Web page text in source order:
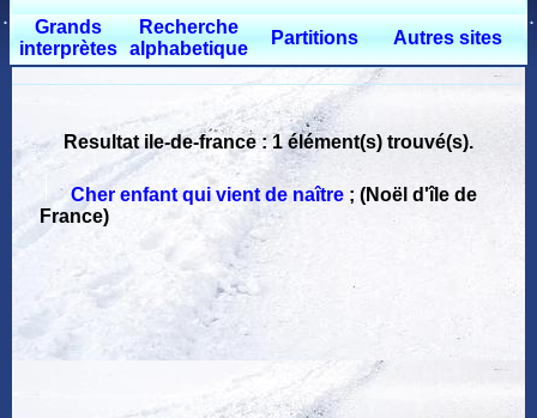
Grands
interprètes
Recherche
alphabetique
Partitions Autres sites
Resultat ile-de-france : 1 élément(s) trouvé(s).
Cher enfant qui vient de naître ;(Noël d'île de
France)